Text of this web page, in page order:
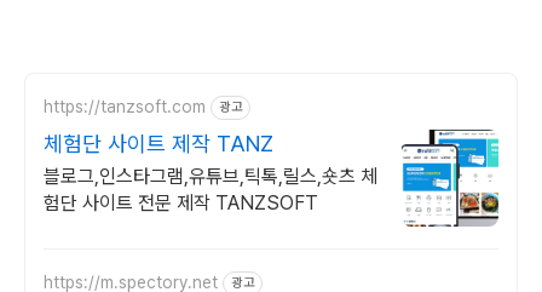
https://tanzsoft.com 광고
체험단 사이트 제작 TANZ
블로그,인스타그램,유튜브,틱톡,릴스,숏츠 체
험단 사이트 전문 제작 TANZSOFT
https://m.spectory.net 광고